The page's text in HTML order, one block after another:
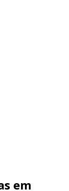
e a
em